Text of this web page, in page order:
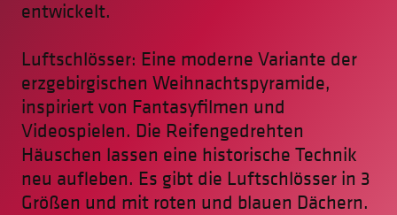
entwickelt.
Luftschlösser: Eine moderne Variante der
erzgebirgischen Weihnachtspyramide,
inspiriert von Fantasyfilmen und
Videospielen. Die Reifengedrehten
Häuschen lassen eine historische Technik
neu aufleben. Es gibt die Luftschlösser in 3
Größen und mit roten und blauen Dächern.